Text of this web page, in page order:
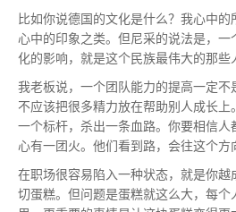
比如你说德国的文化是什么？我心中
心中的印象之类。但尼采的说法是，
化的影响，就是这个民族最伟大的那些
我老板说，一个团队能力的提高一定不
不应该把很多精力放在帮助别人成长
一个标杆，杀出一条血路。你要相信
心有一团火。他们看到路，会往这个方
在职场很容易陷入一种状态，就是你
切蛋糕。但问题是蛋糕就这么大，每